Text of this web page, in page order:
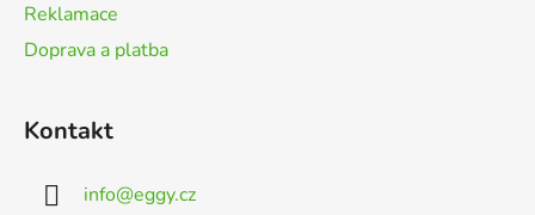
Reklamace
Doprava a platba
Kontakt
info@eggy.cz